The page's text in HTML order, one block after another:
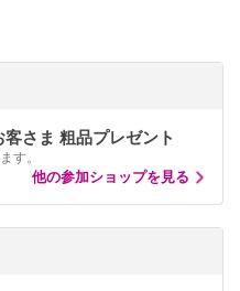
さま 粗品プレゼント
す。
他の参加ショップを見る